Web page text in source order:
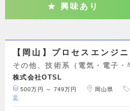
興味あり
【岡山】プロセスエンジニ
その他、技術系（電気・電子・
株式会社OTSL
500万円 ～ 749万円 岡山県
要